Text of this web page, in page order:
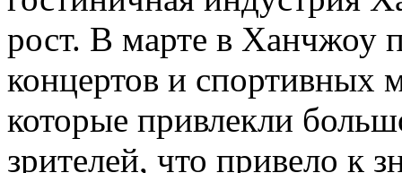
рост. В марте в Ханчжоу
концертов и спортивных
которые привлекли
зрителей, что привело к